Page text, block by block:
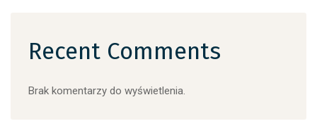
Recent Comments
Brak komentarzy do wyświetlenia.